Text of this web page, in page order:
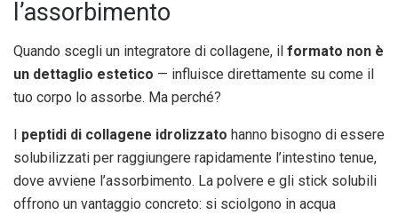
l’assorbimento
Quando scegli un integratore di collagene, il formato non è
un dettaglio estetico — influisce direttamente su come il
tuo corpo lo assorbe. Ma perché?
peptidi di collagene idrolizzato hanno bisogno di essere
solubilizzati per raggiungere rapidamente l’intestino tenue,
dove avviene l’assorbimento. La polvere e gli stick solubili
offrono un vantaggio concreto: si sciolgono in acqua